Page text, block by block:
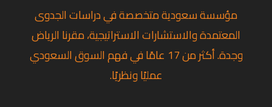
مؤسسة سعودية متخصصة في دراسات الجدوى
المعتمدة والاستشارات الاستراتيجية، مقرنا الرياض
وجدة. أكثر من 17 عامًا في فهم السوق السعودي
عمليًا ونظريًا.